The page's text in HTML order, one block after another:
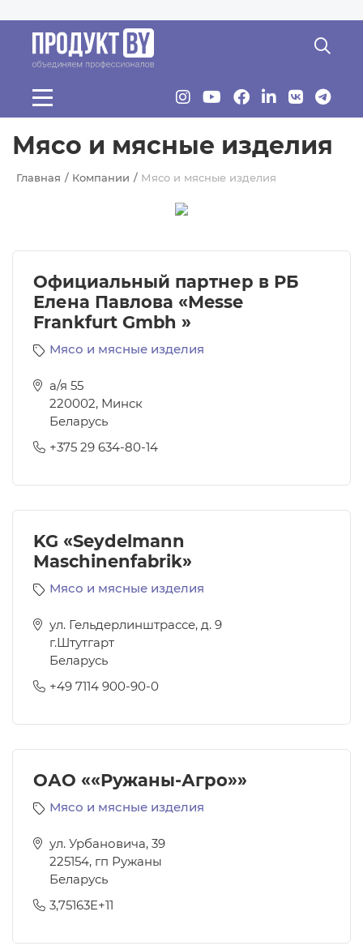
Мясо и мясные изделия
Главная Компании Мясо и мясные изделия
Официальный партнер в РБ
Елена Павлова «Messe
Frankfurt Gmbh »
Мясо и мясные изделия
а/я 55
220002, Минск
Беларусь
+375 29 634-80-14
KG «Seydelmann
Maschinenfabrik»
Мясо и мясные изделия
ул. Гельдерлинштрассе, д. 9
г.Штутгарт
Беларусь
+49 7114 900-90-0
ОАО ««Ружаны-Агро»»
Мясо и мясные изделия
ул. Урбановича, 39
225154, гп Ружаны
Беларусь
3,75163E+11